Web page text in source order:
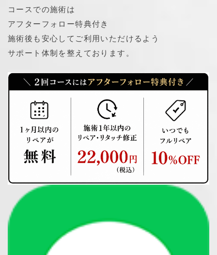
コースでの施術は
アフターフォロー特典付き
施術後も安心してご利用いただけるよう
サポート体制を整えております。